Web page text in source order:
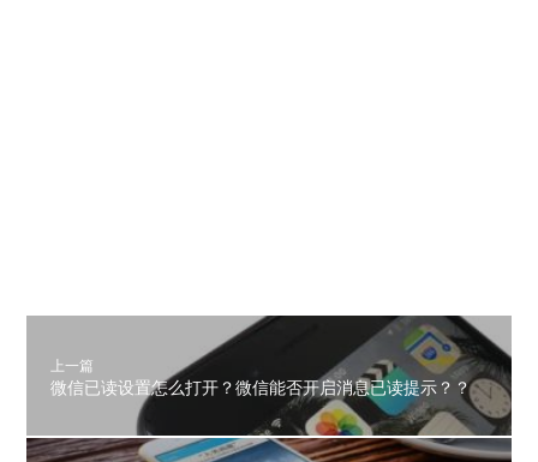
上一篇
微信已读设置怎么打开？微信能否开启消息已读提示？？